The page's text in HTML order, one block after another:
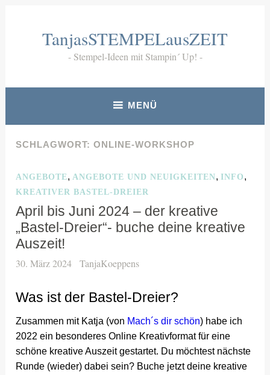
TanjasSTEMPELausZEIT
Stempel-Ideen mit Stampin´ Up!
MENÜ
SCHLAGWORT:ONLINE-WORKSHOP
ANGEBOTE, ANGEBOTE UND NEUIGKEITEN, INFO ,
KREATIVER BASTEL-DREIER
April bis Juni 2024 – der kreative
„Bastel-Dreier“- buche deine kreative
Auszeit!
30. März 2024 TanjaKoeppens
Was ist der Bastel-Dreier?
Zusammen mit Katja (von Mach´s dir schön) habe ich
2022 ein besonderes Online Kreativformat für eine
schöne kreative Auszeit gestartet. Du möchtest nächste
Runde (wieder) dabei sein? Buche jetzt deine kreative